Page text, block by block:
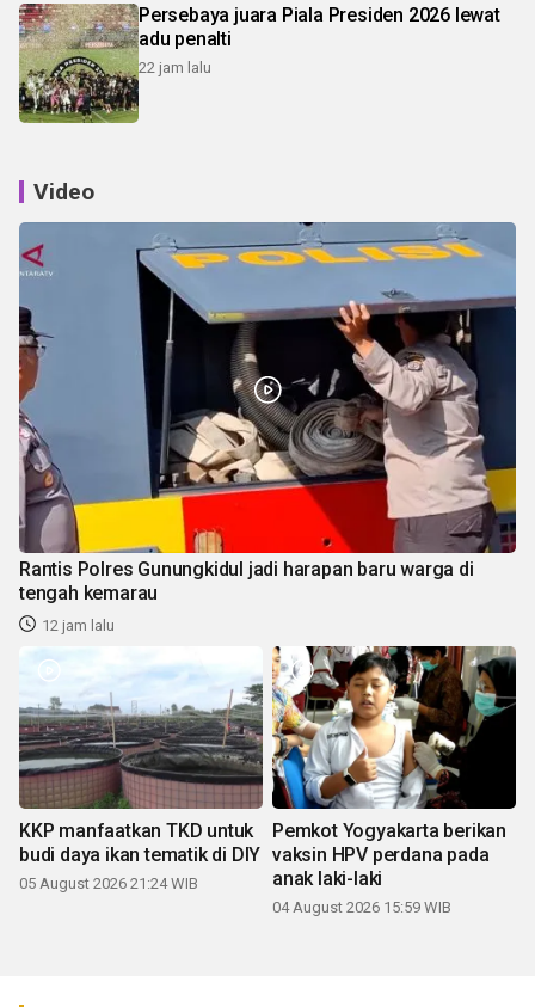
Persebaya juara Piala Presiden 2026 lewat
adu penalti
22 jam lalu
Video
Rantis Polres Gunungkidul jadi harapan baru warga di
tengah kemarau
12 jam lalu
KKP manfaatkan TKD untuk
budi daya ikan tematik di DIY
05 August 2026 21:24 WIB
Pemkot Yogyakarta berikan
vaksin HPV perdana pada
anak laki-laki
04 August 2026 15:59 WIB